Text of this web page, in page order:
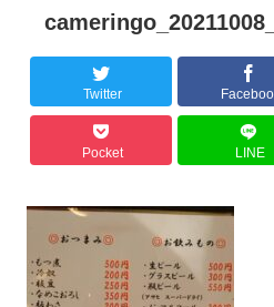
Twitter
Pocket LINE